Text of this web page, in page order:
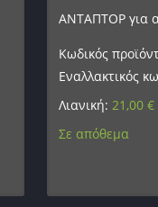
ΑΝΤΑΠΤΟΡ για
Κωδικός
Εναλλακτικός
Λιανική: 21,00 €
Σε απόθεμα